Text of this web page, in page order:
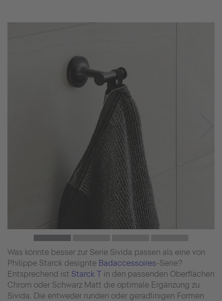
Was könnte besser zur Serie Sivida passen als eine von
Philippe Starck designte Badaccessoires-Serie?
Entsprechend ist Starck T in den passenden Oberflächen
Chrom oder Schwarz Matt die optimale Ergänzung zu
Sivida. Die entweder runden oder geradlinigen Formen